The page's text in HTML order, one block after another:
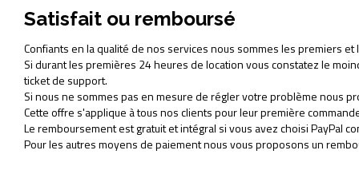
Satisfait ou remboursé
Confiants en la qualité de nos services nous sommes les premiers
Si durant les premières 24 heures de location vous constatez le
ticket de support.
Si nous ne sommes pas en mesure de régler votre problème nous
Cette offre s'applique à tous nos clients pour leur première
Le remboursement est gratuit et intégral si vous avez choisi PayPal
Pour les autres moyens de paiement nous vous proposons un